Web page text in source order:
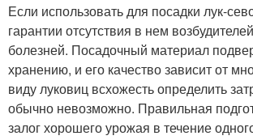
Если использовать для посадки лук-
гарантии отсутствия в нем
болезней. Посадочный материал
хранению, и его качество зависит от
виду луковиц всхожесть определить
обычно невозможно. Правильная
залог хорошего урожая в течение